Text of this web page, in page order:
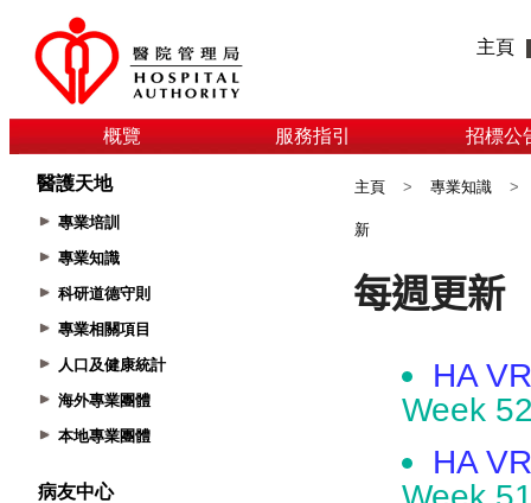
主頁
概覽 服務指引 招標公
醫護天地
專業培訓
專業知識
科研道德守則
專業相關項目
人口及健康統計
海外專業團體
本地專業團體
病友中心
主頁 > 專業知識 >
新